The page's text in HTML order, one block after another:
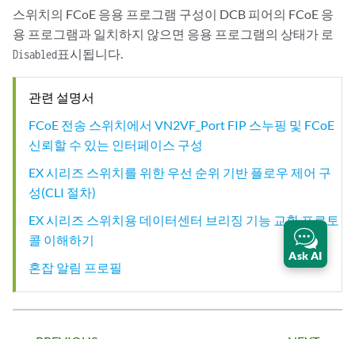
Feature: Application, Protocol-State: in-sync
      Local-Advertisement:
        Enable: Yes, Willing: No, Error: No
FCoE         0x8906                            00001000
      Peer-Advertisement:
스위치의 FCoE 응용 프로그램 구성이 DCB 피어의 FCoE 응
용 프로그램과 일치하지 않으면 응용 프로그램의 상태가 로
Disabled표시됩니다.
관련 설명서
FCoE 전송 스위치에서 VN2VF_Port FIP 스누핑 및 FCoE
신뢰할 수 있는 인터페이스 구성
EX 시리즈 스위치를 위한 우선 순위 기반 플로우 제어 구
성(CLI 절차)
EX 시리즈 스위치용 데이터센터 브리징 기능 교환 프로토
콜 이해하기
혼잡 알림 프로필
Ask AI